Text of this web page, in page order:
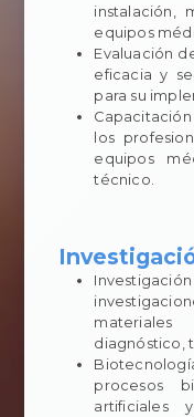
instalación,
equipos
Evaluación
eficacia y
para su
los
equipos
técnico.
diagnóstico,
procesos
artificiales